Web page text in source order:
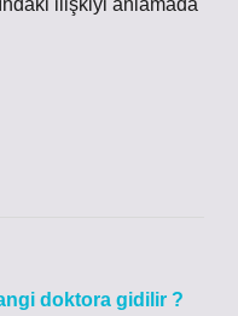
ilişkiyi anlamada
doktora gidilir ?